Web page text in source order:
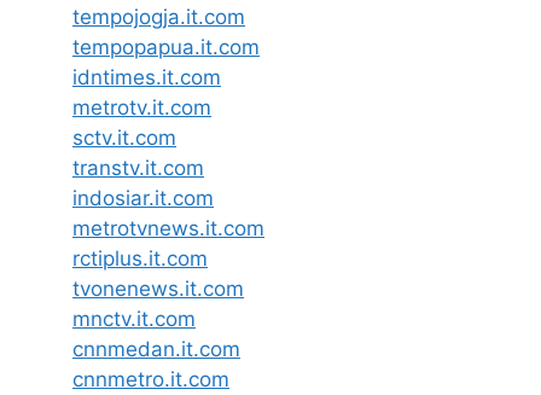
tempojogja.it.com
tempopapua.it.com
idntimes.it.com
metrotv.it.com
sctv.it.com
transtv.it.com
indosiar.it.com
metrotvnews.it.com
rctiplus.it.com
tvonenews.it.com
mnctv.it.com
cnnmedan.it.com
cnnmetro.it.com